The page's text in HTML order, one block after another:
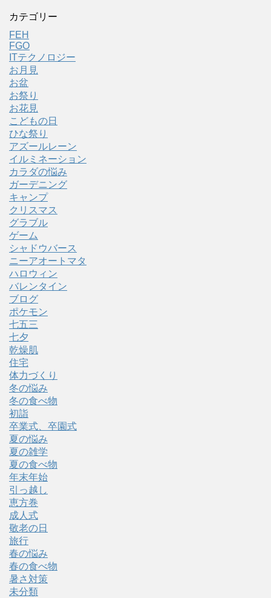
カテゴリー
FEH
FGO
ITテクノロジー
お月見
お盆
お祭り
お花見
こどもの日
ひな祭り
アズールレーン
イルミネーション
カラダの悩み
ガーデニング
キャンプ
クリスマス
グラブル
ゲーム
シャドウバース
ニーアオートマタ
ハロウィン
バレンタイン
ブログ
ポケモン
七五三
七夕
乾燥肌
住宅
体力づくり
冬の悩み
冬の食べ物
初詣
卒業式、卒園式
夏の悩み
夏の雑学
夏の食べ物
年末年始
引っ越し
恵方巻
成人式
敬老の日
旅行
春の悩み
春の食べ物
暑さ対策
未分類